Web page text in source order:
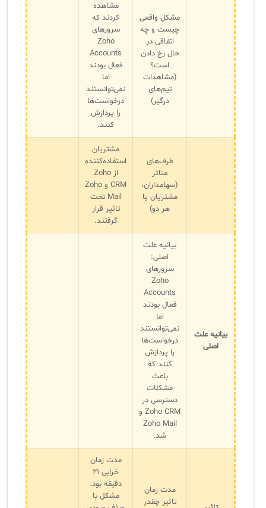
مشکل واقعی
چیست و چه
اتفاقی در
حال رخ دادن
است؟
(مشاهدات
تیم‌های
درگیر)
مشاهده
کردند که
سرورهای
Zoho
Accounts
فعال بودند
اما
نمی‌توانستند
درخواست‌ها
را پردازش
کنند.
طرف‌های
متاثر
(سهامداران،
مشتریان یا
هر دو)
مشتریان
استفاده‌کننده
از Zoho
CRM و Zoho
Mail تحت
تاثیر قرار
گرفتند.
بیانیه علت
اصلی
بیانیه علت
اصلی:
سرورهای
Zoho
Accounts
فعال بودند
اما
نمی‌توانستند
درخواست‌ها
را پردازش
کنند که
باعث
مشکلات
دسترسی در
Zoho CRM و
Zoho Mail
شد.
مدت زمان
تاثیر چقدر
مدت زمان
خرابی ۲۱
دقیقه بود.
مشکل با